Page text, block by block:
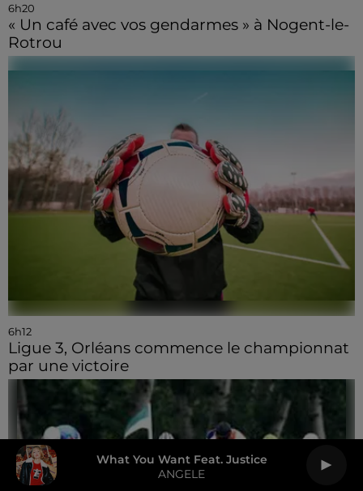
What You Want Feat. Justice
ANGELE
6h20
« Un café avec vos gendarmes » à Nogent-le-
Rotrou
6h12
Ligue 3, Orléans commence le championnat
par une victoire